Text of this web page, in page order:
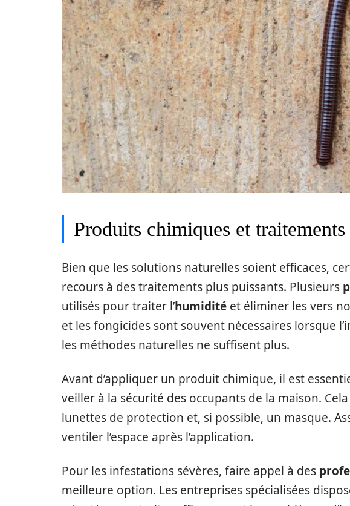
Produits chimiques et
Bien que les solutions naturelles soient efficaces,
recours à des traitements plus puissants. Plusieurs
utilisés pour traiter l’humidité et éliminer les vers
et les fongicides sont souvent nécessaires lorsque
les méthodes naturelles ne suffisent plus.
Avant d’appliquer un produit chimique, il est
veiller à la sécurité des occupants de la maison.
lunettes de protection et, si possible, un masque.
ventiler l’espace après l’application.
Pour les infestations sévères, faire appel à des
meilleure option. Les entreprises spécialisées